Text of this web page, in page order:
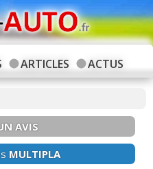
ARTICLES ACTUS
AVIS
MULTIPLA